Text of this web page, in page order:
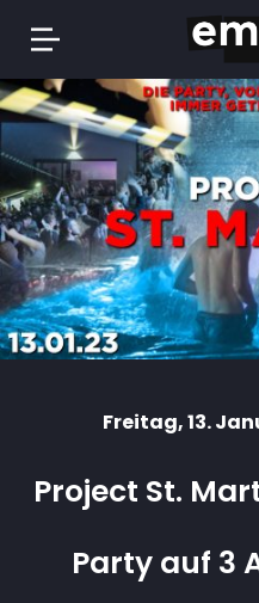
Springe
zum
Inhalt
Freitag, 13.
Project St.
Party auf 3